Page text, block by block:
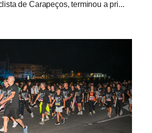
de Carapeços, terminou a pri...